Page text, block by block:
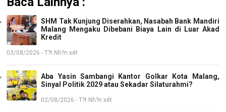
SHM Tak Kunjung Diserahkan, Nasabah Bank Mandiri
Malang Mengaku Dibebani Biaya Lain di Luar Akad
Kredit
03/08/2026 - T?t Nh?n xét
Aba Yasin Sambangi Kantor Golkar Kota Malang,
Sinyal Politik 2029 atau Sekadar Silaturahmi?
02/08/2026 - T?t Nh?n xét